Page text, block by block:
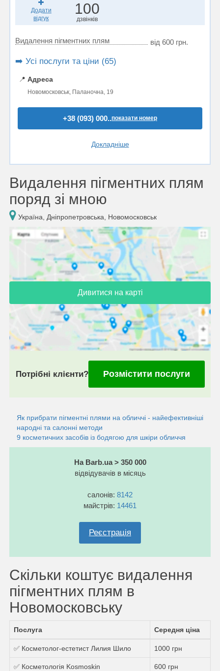
Додати
відгук
100
дзвінків
Видалення пігментних плям від 600 грн.
➡️ Усі послуги та ціни (65)
📍 Адреса
Новомосковськ, Паланочна, 19
+38 (093) 000..показати номер
Докладніше
Видалення пігментних плям
поряд зі мною
Україна, Дніпропетровська, Новомосковськ
Дивитися на карті
Потрібні клієнти? Розмістити послуги
Як прибрати пігментні плями на обличчі - найефективніші
народні та салонні методи
9 косметичних засобів із бодягою для шкіри обличчя
На Barb.ua > 350 000
відвідувачів в місяць
салонів: 8142
майстрів: 14461
Реєстрація
Скільки коштує видалення
пігментних плям в
Новомосковську
Послуга Середня ціна
✅ Косметолог-естетист Лилия Шило 1000 грн
✅ Косметологія Kosmoskin 600 грн